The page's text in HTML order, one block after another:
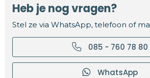
Heb je nog vragen?
Stel ze via WhatsApp, telefoon of
085 - 760 78 80
WhatsApp